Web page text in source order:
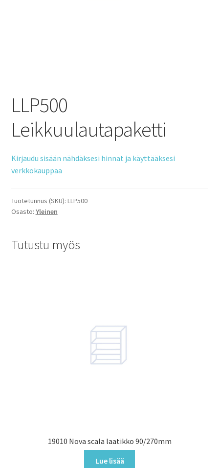
LLP500
Leikkuulautapaketti
Kirjaudu sisään nähdäksesi hinnat ja käyttääksesi
verkkokauppaa
Tuotetunnus (SKU): LLP500
Osasto: Yleinen
Tutustu myös
19010 Nova scala laatikko 90/270mm
Lue lisää